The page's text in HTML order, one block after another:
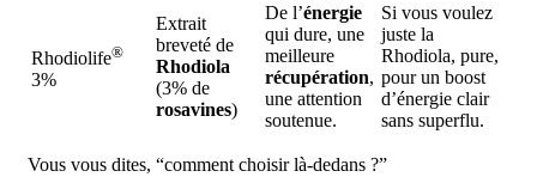
Rhodiolife®
3%
Extrait
breveté de
Rhodiola
(3% de
rosavines)
De l’énergie
qui dure, une
meilleure
récupération,
une attention
soutenue.
Si vous voulez
juste la
Rhodiola, pure,
pour un boost
d’énergie clair
sans superflu.
Vous vous dites, “comment choisir là-dedans ?”